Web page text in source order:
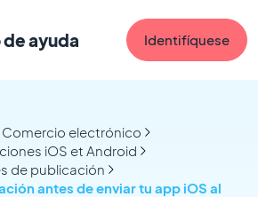
ayuda Identifíquese
Comercio electrónico
iOS et Android
de publicación
antes de enviar tu app iOS al